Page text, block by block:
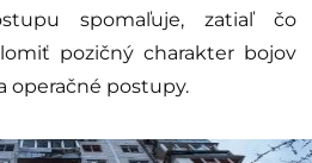
spomaľuje, zatiaľ čo
pozičný charakter bojov
operačné postupy.